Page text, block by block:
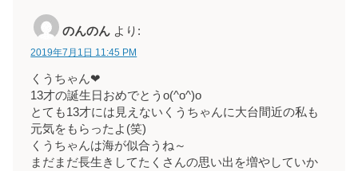
のんのん より:
2019年7月1日 11:45 PM
くうちゃん❤
13才の誕生日おめでとうo(^o^)o
とても13才には見えないくうちゃんに大台間近の私も
元気をもらったよ(笑)
くうちゃんは海が似合うね～
まだまだ長生きしてたくさんの思い出を増やしていか